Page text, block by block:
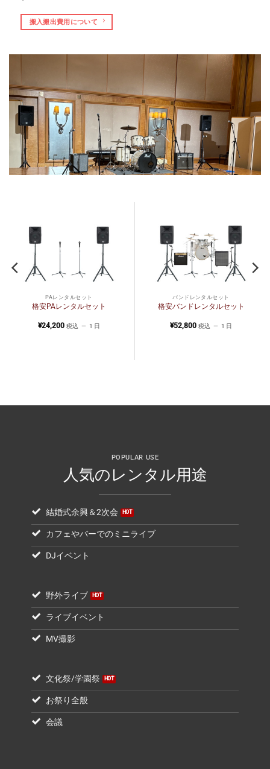
搬入搬出費用について
PAレンタルセット
格安PAレンタルセット
¥24,200 税込 1 日
バンドレンタルセット
格安バンドレンタルセット
¥52,800 税込 1 日
POPULAR USE
人気のレンタル用途
結婚式余興＆2次会
カフェやバーでのミニライブ
DJイベント
野外ライブ
ライブイベント
MV撮影
文化祭/学園祭
お祭り全般
会議